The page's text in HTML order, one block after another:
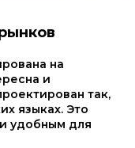
на
и
так,
языках. Это
удобным для